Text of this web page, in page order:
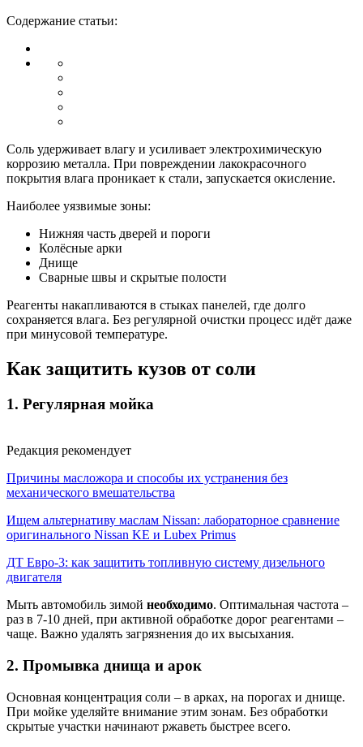
Содержание статьи:
Соль удерживает влагу и усиливает электрохимическую
коррозию металла. При повреждении лакокрасочного
покрытия влага проникает к стали, запускается окисление.
Наиболее уязвимые зоны:
Нижняя часть дверей и пороги
Колёсные арки
Днище
Сварные швы и скрытые полости
Реагенты накапливаются в стыках панелей, где долго
сохраняется влага. Без регулярной очистки процесс идёт даже
при минусовой температуре.
Как защитить кузов от соли
1. Регулярная мойка
Редакция рекомендует
Причины масложора и способы их устранения без
механического вмешательства
Ищем альтернативу маслам Nissan: лабораторное сравнение
оригинального Nissan KE и Lubex Primus
ДТ Евро-3: как защитить топливную систему дизельного
двигателя
Мыть автомобиль зимой необходимо. Оптимальная частота –
раз в 7-10 дней, при активной обработке дорог реагентами –
чаще. Важно удалять загрязнения до их высыхания.
2. Промывка днища и арок
Основная концентрация соли – в арках, на порогах и днище.
При мойке уделяйте внимание этим зонам. Без обработки
скрытые участки начинают ржаветь быстрее всего.